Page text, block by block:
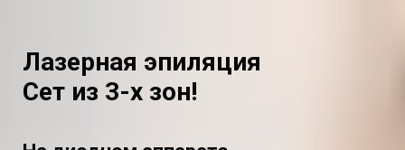
Лазерная эпиляция
Сет из 3-х зон!